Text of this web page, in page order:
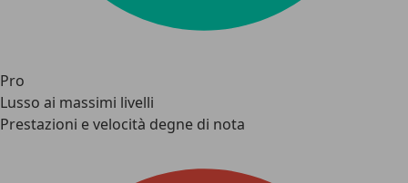
Pro
Lusso ai massimi livelli
Prestazioni e velocità degne di nota